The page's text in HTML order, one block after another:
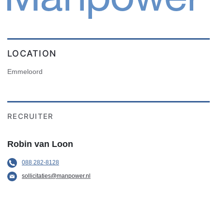
LOCATION
Emmeloord
RECRUITER
Robin van Loon
088 282-8128
sollicitaties@manpower.nl